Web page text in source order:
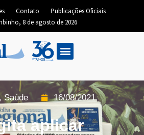
Contato
Publicações Oficiais
8 de agosto de 2026
,Saúde 16/08/2021
aplicar